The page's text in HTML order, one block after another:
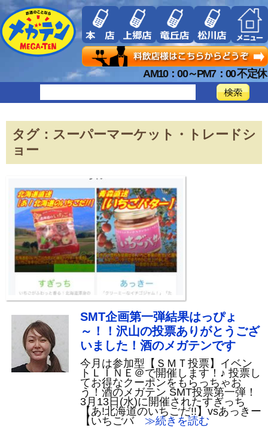
AM10：00～PM7：00 不定休
タグ：スーパーマーケット・トレードシ
ョー
SMT企画第一弾結果はっぴょ
～！！沢山の投票ありがとうござ
いました！酒のメガテンです
今月は参加型【ＳＭＴ投票】イベン
トＬＩＮＥ＠で開催します！♪ 投票し
てお得なクーポンをもらっちゃお
う！酒のメガテン SMT投票第一弾！
3月13日(水)に開催されたすぎっち
【あ!北海道のいちごだ!!】vsあっきー
【いちごバ≫続きを読む